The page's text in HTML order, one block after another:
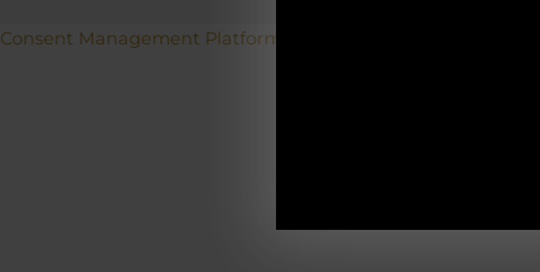
Consent Management Platform von Real Cookie Banner